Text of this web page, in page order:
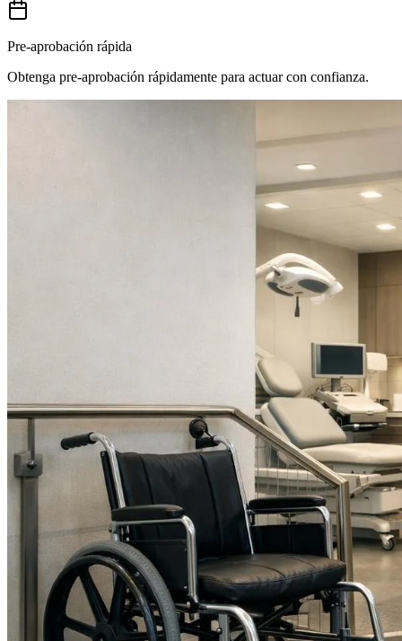
Pre-aprobación rápida
Obtenga pre-aprobación rápidamente para actuar con confianza.